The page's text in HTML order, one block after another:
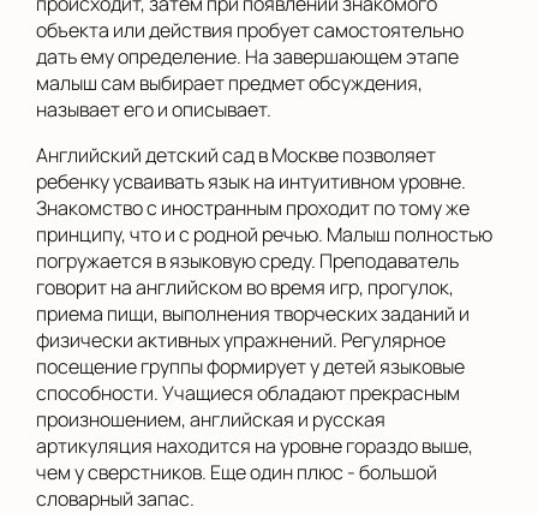
объекта или действия пробует самостоятельно
дать ему определение. На завершающем этапе
малыш сам выбирает предмет обсуждения,
называет его и описывает.
Английский детский сад в Москве позволяет
ребенку усваивать язык на интуитивном уровне.
Знакомство с иностранным проходит по тому же
принципу, что и с родной речью. Малыш полностью
погружается в языковую среду. Преподаватель
говорит на английском во время игр, прогулок,
приема пищи, выполнения творческих заданий и
физически активных упражнений. Регулярное
посещение группы формирует у детей языковые
способности. Учащиеся обладают прекрасным
произношением, английская и русская
артикуляция находится на уровне гораздо выше,
чем у сверстников. Еще один плюс - большой
словарный запас.